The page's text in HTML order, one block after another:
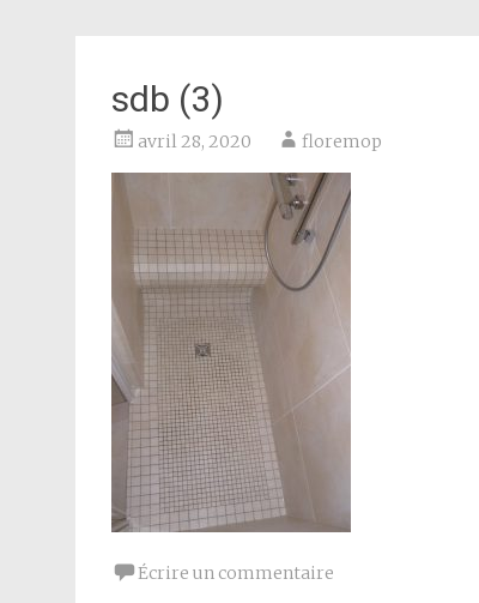
sdb (3)
avril 28, 2020 floremop
Écrire un commentaire